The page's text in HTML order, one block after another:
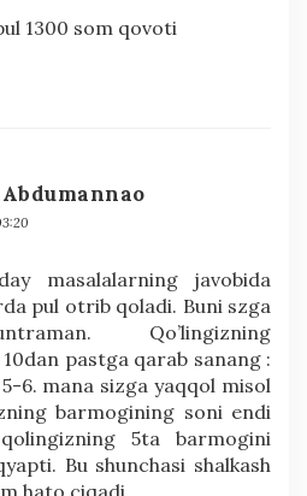
1300 som qovoti
masalalarning javobida
pul otrib qoladi. Buni szga
Qo’lingizning
pastga qarab sanang :
6. mana sizga yaqqol misol
barmogining soni endi
5ta barmogini
Bu shunchasi shalkash
hato ciqadi.